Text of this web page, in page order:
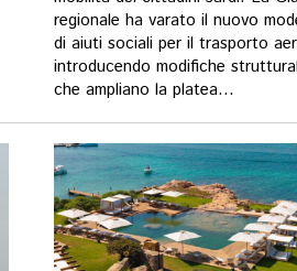
regionale ha varato il nuovo
di aiuti sociali per il trasporto
introducendo modifiche
che ampliano la platea...